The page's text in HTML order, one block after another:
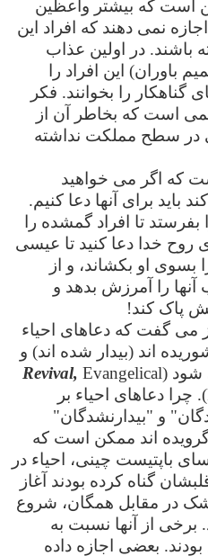
است که بیشتر واعظین
نمی دهند که افراد این
باشند. در اولین عذاب
باوران) این افراد را
را بخوانند. فکر
است که بخاطر آن از
احیایی در سطح مملکت نداشته
که اگر می خواهید
باید برای آنها دعا کنیم.
تا افراد گمشده را
روح خدا دعا کنید تا عیسی
بسوی او بکشاند، و از
را آمرزش بدهد و
پاک کند!
می گفت که دعاهای احیاء
اند (بیدار شده اند) و
شود (
Revival, Evangelical
Press, 2004 edition, p. 127). چرا دعاهای احیاء بر
و "بیدارنشدگان"
اند ممکن است که
باپتیست چینی، احیاء در
گناه کرده بودند آغاز
اشک در مقابل همگان، شروع
برخی از آنها نسبت به
بعضی اجازه داده